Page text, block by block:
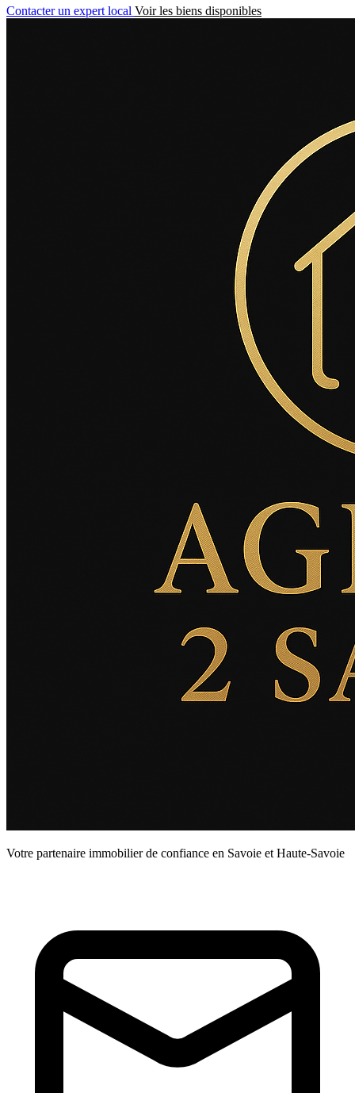
Contacter un expert local Voir les biens disponibles
Votre partenaire immobilier de confiance en Savoie et Haute-Savoie